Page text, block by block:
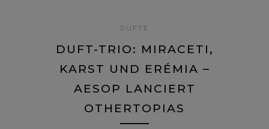
DÜFTE
DUFT-TRIO: MIRACETI,
KARST UND ERÉMIA –
AESOP LANCIERT
OTHERTOPIAS